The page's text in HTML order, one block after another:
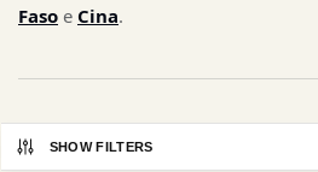
Faso e Cina.
SHOW FILTERS